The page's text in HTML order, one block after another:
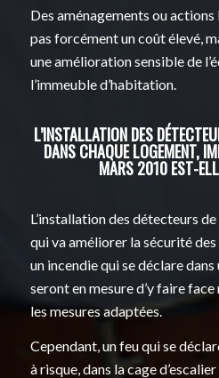
Des aménagements ou actions
pas forcément un coût élevé,
une amélioration sensible de
l’immeuble d’habitation.
L’INSTALLATION DES
DANS CHAQUE LOGEMENT,
MARS 2010 EST-
L’installation des détecteurs
qui va améliorer la sécurité
un incendie qui se déclare
seront en mesure d’y faire
les mesures adaptées.
Cependant, un feu qui se
à risque, dans la cage